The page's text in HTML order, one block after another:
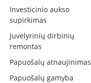
Investicinio aukso
supirkimas
Juvelyrinių dirbinių
remontas
Papuošalų atnaujinimas
Papuošalų gamyba